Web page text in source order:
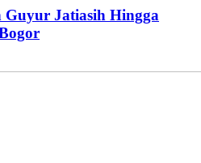
Jatiasih Hingga